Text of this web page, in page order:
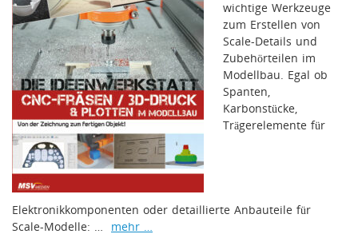
wichtige Werkzeuge
zum Erstellen von
Scale-Details und
Zubehörteilen im
Modellbau. Egal ob
Spanten,
Karbonstücke,
Trägerelemente für
Elektronikkomponenten oder detaillierte Anbauteile für
Scale-Modelle: … mehr …